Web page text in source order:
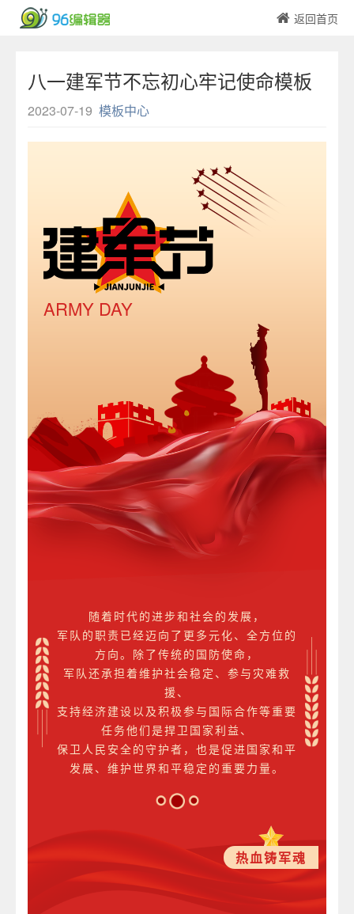
返回首页
八一建军节不忘初心牢记使命模板
2023-07-19 模板中心
ARMY DAY
随着时代的进步和社会的发展，
军队的职责已经迈向了更多元化、全方位的
方向。除了传统的国防使命，
军队还承担着维护社会稳定、参与灾难救
援、
支持经济建设以及积极参与国际合作等重要
任务他们是捍卫国家利益、
保卫人民安全的守护者，也是促进国家和平
发展、维护世界和平稳定的重要力量。
热血铸军魂